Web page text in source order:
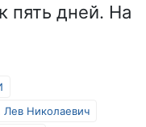
пять дней. На
Лев Николаевич